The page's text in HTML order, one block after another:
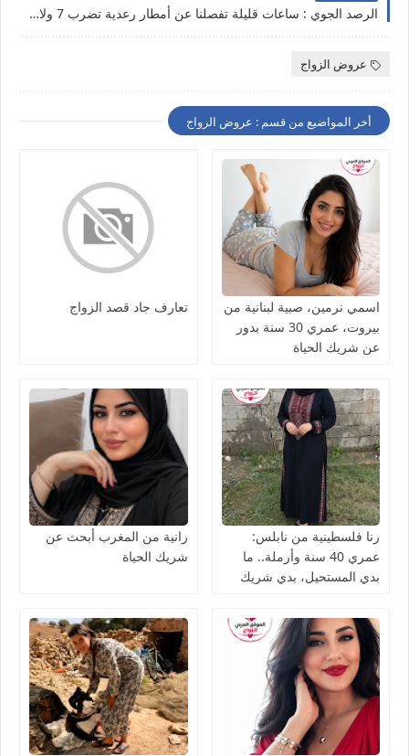
الرصد الجوي : ساعات قليلة تفصلنا عن أمطار رعدية تضرب 7 ولايات
عروض الزواج
أخر المواضيع من قسم : عروض الزواج
اسمي نرمين، صبية لبنانية من
بيروت، عمري 30 سنة بدور
عن شريك الحياة
تعارف جاد قصد الزواج
رنا فلسطينية من نابلس:
عمري 40 سنة وأرملة.. ما
بدي المستحيل، بدي شريك
رانية من المغرب أبحث عن
شريك الحياة